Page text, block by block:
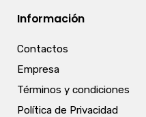
Información
Contactos
Empresa
Términos y condiciones
Política de Privacidad